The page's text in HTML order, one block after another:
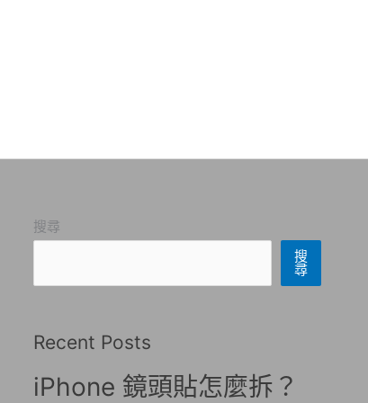
搜尋
搜
尋
Recent Posts
iPhone 鏡頭貼怎麼拆？